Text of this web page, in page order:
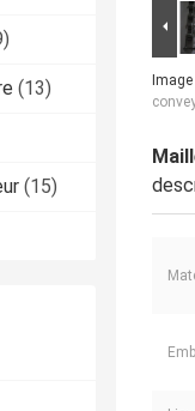
(13)
(15)